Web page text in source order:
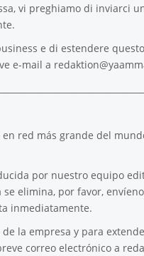
vi preghiamo di inviarci
e di estendere
e-mail a
red más grande del
por nuestro equipo
elimina, por favor,
inmediatamente.
la empresa y para
correo electrónico a